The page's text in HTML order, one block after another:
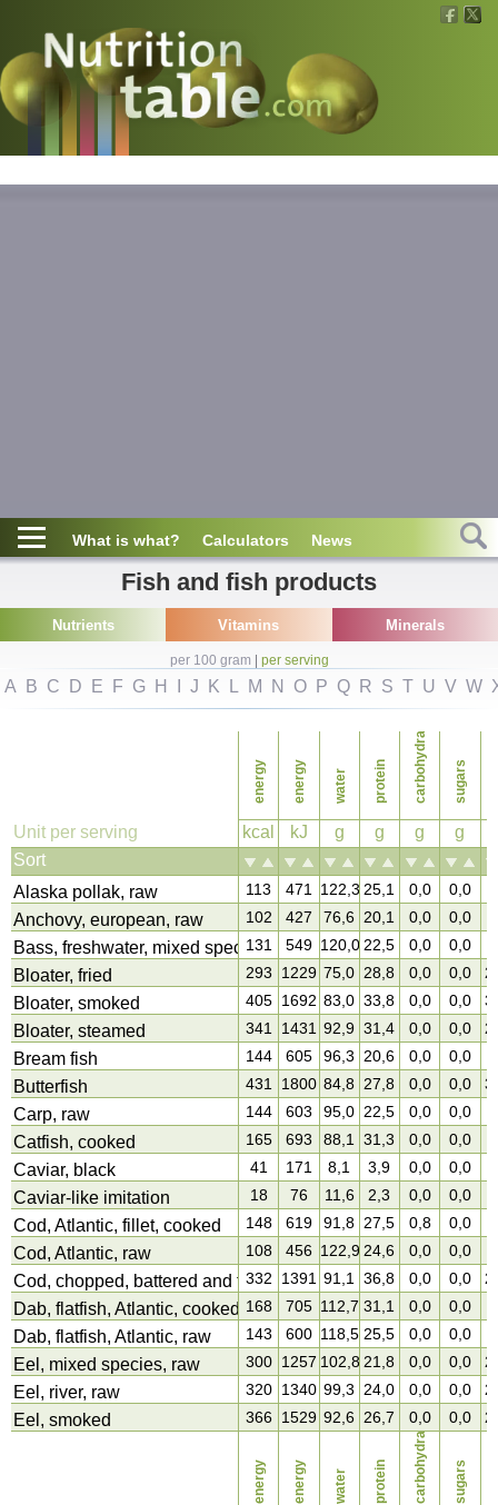
Nutritions
What is what?
What is what? Calculators News
Fish and fish products
Nutrients Vitamins Minerals
per 100 gram per serving
A B C D E F G H J K L M N O P Q R S T U V W
energy energy water protein carbohydrates sugars
Unit per serving kcal kJ g g g g
Sort
Alaska pollak, raw
113 471 122,3 25,1 0,0 0,0
Anchovy, european, raw 102 427 76,6 20,1 0,0 0,0
Bass, freshwater, mixed species, raw
131 549 120,0 22,5 0,0 0,0
Bloater, fried 293 1229 75,0 28,8 0,0 0,0
Bloater, smoked 405 1692 83,0 33,8 0,0 0,0
Bloater, steamed 341 1431 92,9 31,4 0,0 0,0
Bream fish 144 605 96,3 20,6 0,0 0,0
Butterfish 431 1800 84,8 27,8 0,0 0,0
Carp, raw 144 603 95,0 22,5 0,0 0,0
Catfish, cooked 165 693 88,1 31,3 0,0 0,0
Caviar, black 41 171 8,1 3,9 0,0 0,0
Caviar-like imitation 18 76 11,6 2,3 0,0 0,0
Cod, Atlantic, fillet, cooked 148 619 91,8 27,5 0,8 0,0
Cod, Atlantic, raw 108 456 122,9 24,6 0,0 0,0
Cod, chopped, battered and fried
332 1391 91,1 36,8 0,0 0,0
Dab, flatfish, Atlantic, cooked 168 705 112,7 31,1 0,0 0,0
Dab, flatfish, Atlantic, raw 143 600 118,5 25,5 0,0 0,0
Eel, mixed species, raw 300 1257 102,8 21,8 0,0 0,0
Eel, river, raw 320 1340 99,3 24,0 0,0 0,0
Eel, smoked 366 1529 92,6 26,7 0,0 0,0
energy energy water protein carbohydrates sugars